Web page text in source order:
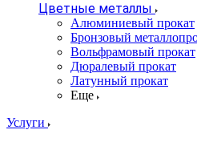
Цветные металлы
Алюминиевый прокат
Бронзовый
Вольфрамовый прокат
Дюралевый прокат
Латунный прокат
Еще
Услуги